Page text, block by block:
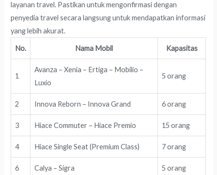
layanan travel. Pastikan untuk mengonfirmasi dengan
penyedia travel secara langsung untuk mendapatkan informasi
yang lebih akurat.
No. Nama Mobil Kapasitas
1
Avanza – Xenia – Ertiga – Mobilio –
Luxio
5 orang
2 Innova Reborn – Innova Grand 6 orang
3 Hiace Commuter – Hiace Premio 15 orang
4 Hiace Single Seat (Premium Class) 7 orang
6 Calya – Sigra 5 orang